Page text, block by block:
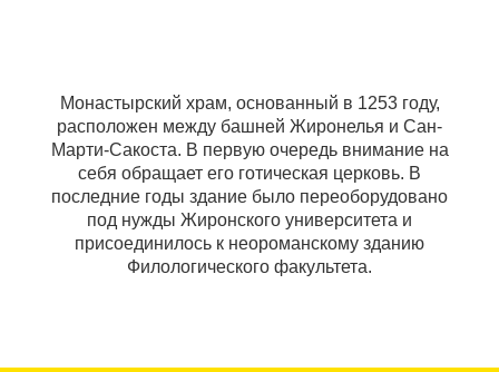
Монастырский храм, основанный в 1253 году,
расположен между башней Жиронелья и Сан-
Марти-Сакоста. В первую очередь внимание на
себя обращает его готическая церковь. В
последние годы здание было переоборудовано
под нужды Жиронского университета и
присоединилось к неороманскому зданию
Филологического факультета.